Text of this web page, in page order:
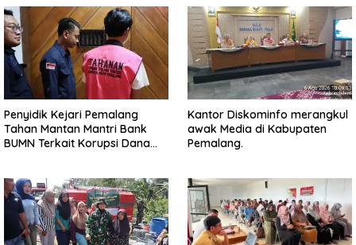
Penyidik Kejari Pemalang
Tahan Mantan Mantri Bank
BUMN Terkait Korupsi Dana
Kantor Diskominfo merangkul
awak Media di Kabupaten
Pemalang.